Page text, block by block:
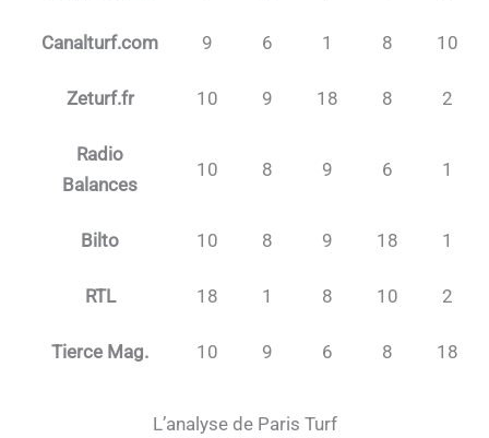
Canalturf.com 9 6 1 8 10
Zeturf.fr 10 9 18 8 2
Radio
Balances
10 8 9 6 1
Bilto 10 8 9 18 1
RTL 18 1 8 10 2
Tierce Mag. 10 9 6 8 18
L’analyse de Paris Turf